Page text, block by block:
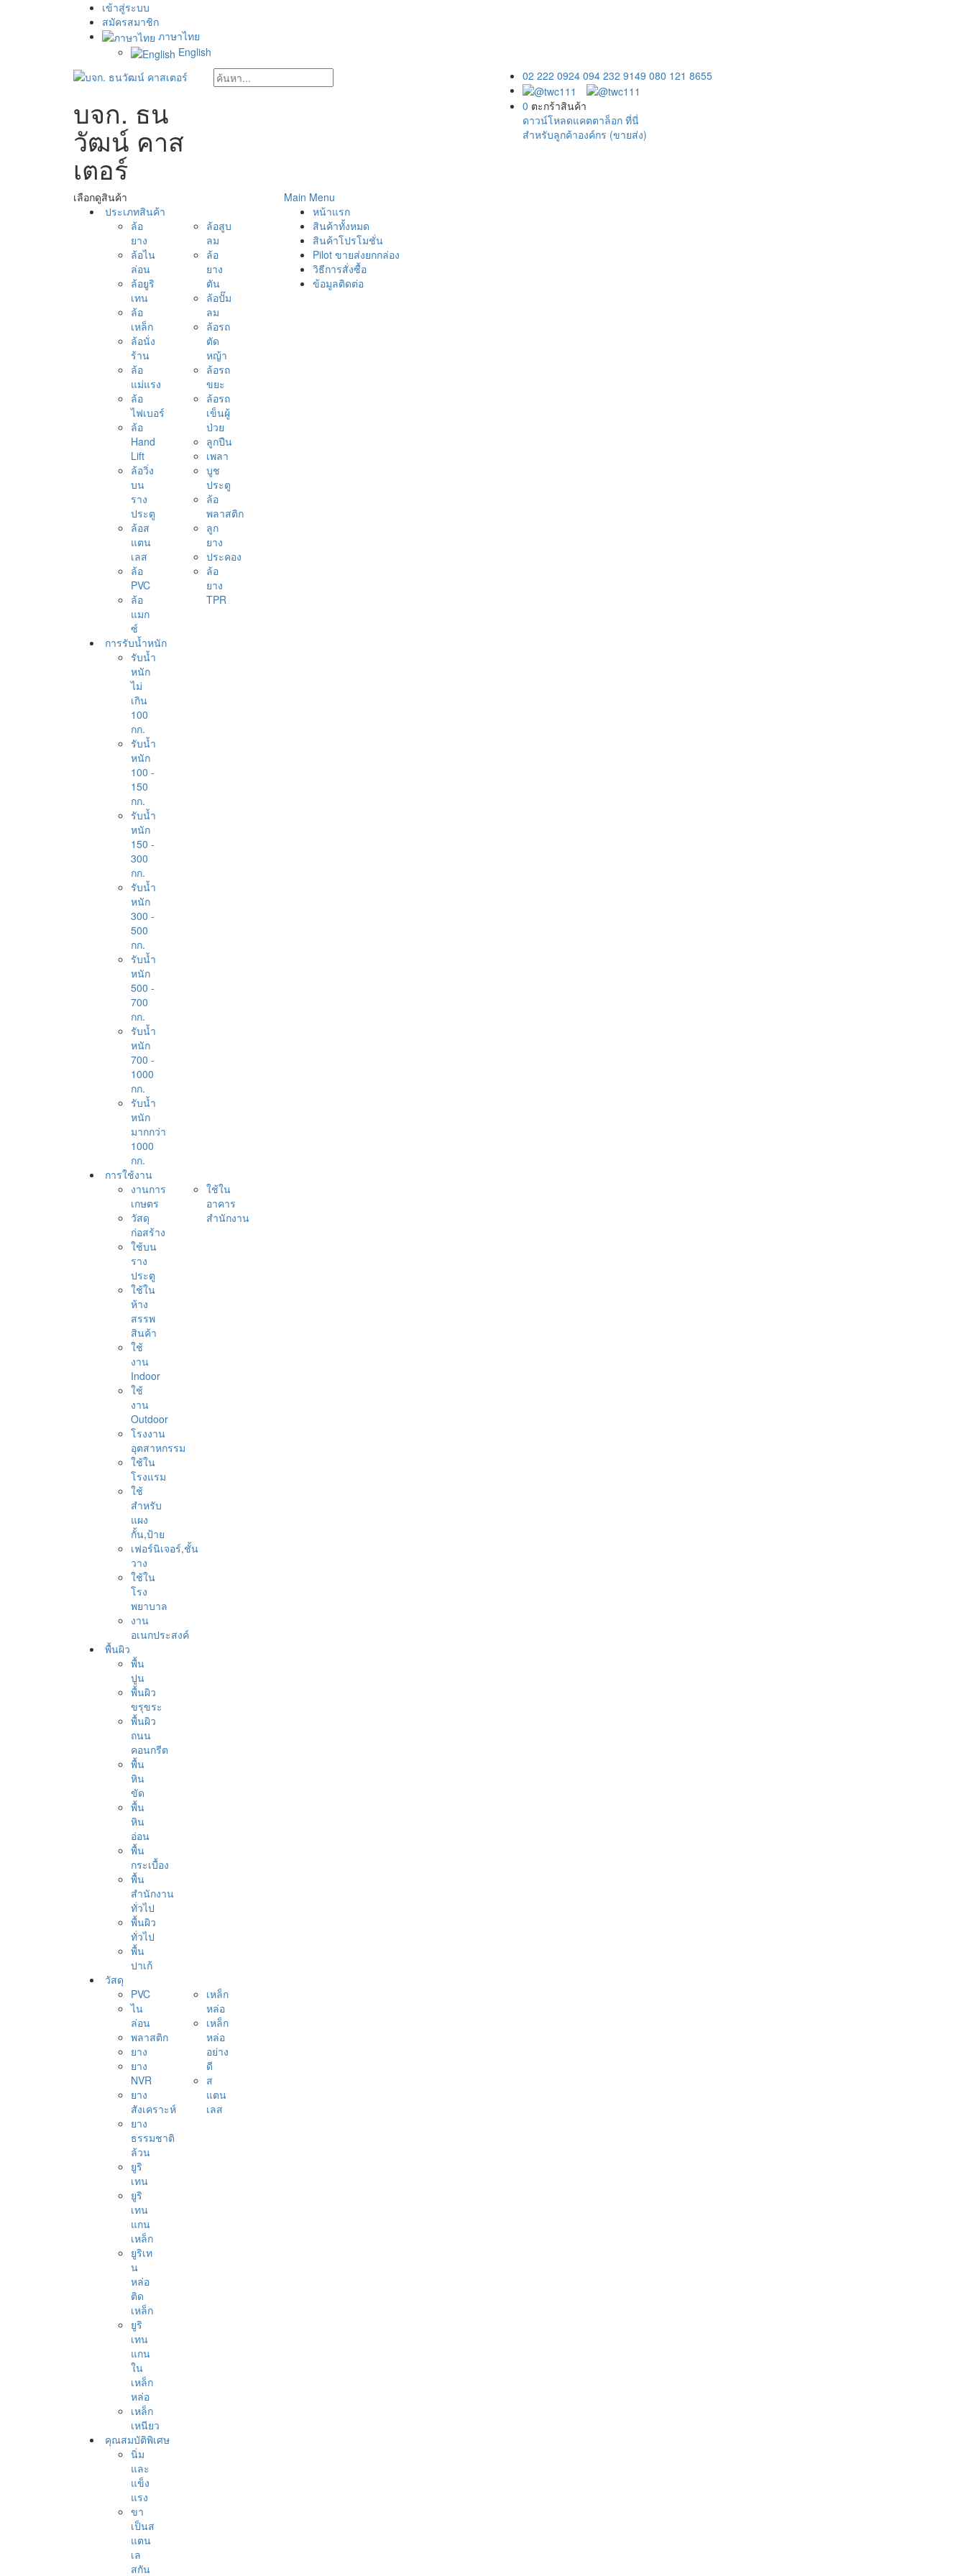
เข้าสู่ระบบ
สมัครสมาชิก
ภาษาไทย
English
บจก. ธน
วัฒน์ คาส
เตอร์
02 222 0924 094 232 9149 080 121 8655
0 ตะกร้าสินค้า
ดาวน์โหลดแคตตาล็อก ที่นี่
สำหรับลูกค้าองค์กร (ขายส่ง)
เลือกดูสินค้า
ประเภทสินค้า
ล้อ
ยาง
ล้อไน
ล่อน
ล้อยูริ
เทน
ล้อ
เหล็ก
ล้อนั่ง
ร้าน
ล้อ
แม่แรง
ล้อ
ไฟเบอร์
ล้อ
Hand
Lift
ล้อวิ่ง
บน
ราง
ประตู
ล้อส
แตน
เลส
ล้อ
PVC
ล้อ
แมก
ซ์
ล้อสูบ
ลม
ล้อ
ยาง
ตัน
ล้อปั๊ม
ลม
ล้อรถ
ตัด
หญ้า
ล้อรถ
ขยะ
ล้อรถ
เข็นผู้
ป่วย
ลูกปืน
เพลา
บูช
ประตู
ล้อ
พลาสติก
ลูก
ยาง
ประคอง
ล้อ
ยาง
TPR
การรับน้ำหนัก
รับน้ำ
หนัก
ไม่
เกิน
100
กก.
รับน้ำ
หนัก
100 -
150
กก.
รับน้ำ
หนัก
150 -
300
กก.
รับน้ำ
หนัก
300 -
500
กก.
รับน้ำ
หนัก
500 -
700
กก.
รับน้ำ
หนัก
700 -
1000
กก.
รับน้ำ
หนัก
มากกว่า
1000
กก.
การใช้งาน
งานการ
เกษตร
วัสดุ
ก่อสร้าง
ใช้บน
ราง
ประตู
ใช้ใน
ห้าง
สรรพ
สินค้า
ใช้
งาน
Indoor
ใช้
งาน
Outdoor
โรงงาน
อุตสาหกรรม
ใช้ใน
โรงแรม
ใช้
สำหรับ
แผง
กั้น,ป้าย
เฟอร์นิเจอร์,ชั้น
วาง
ใช้ใน
โรง
พยาบาล
งาน
อเนกประสงค์
ใช้ใน
อาคาร
สำนักงาน
พื้นผิว
พื้น
ปูน
พื้นผิว
ขรุขระ
พื้นผิว
ถนน
คอนกรีต
พื้น
หิน
ขัด
พื้น
หิน
อ่อน
พื้น
กระเบื้อง
พื้น
สำนักงาน
ทั่วไป
พื้นผิว
ทั่วไป
พื้น
ปาเก้
วัสดุ
PVC
ไน
ล่อน
พลาสติก
ยาง
ยาง
NVR
ยาง
สังเคราะห์
ยาง
ธรรมชาติ
ล้วน
ยูริ
เทน
ยูริ
เทน
แกน
เหล็ก
ยูริเท
น
หล่อ
ติด
เหล็ก
ยูริ
เทน
แกน
ใน
เหล็ก
หล่อ
เหล็ก
เหนียว
เหล็ก
หล่อ
เหล็ก
หล่อ
อย่าง
ดี
ส
แตน
เลส
คุณสมบัติพิเศษ
นิ่ม
และ
แข็ง
แรง
ขา
เป็นส
แตน
เล
สกัน
Main Menu
หน้าแรก
สินค้าทั้งหมด
สินค้าโปรโมชั่น
Pilot ขายส่งยกกล่อง
วิธีการสั่งซื้อ
ข้อมูลติดต่อ